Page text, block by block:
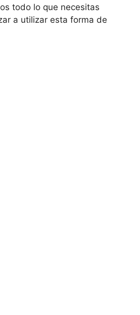
todo lo que necesitas
a utilizar esta forma de